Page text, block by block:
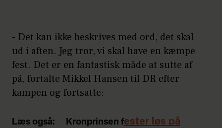
- Det kan ikke beskrives med ord, det skal
ud i aften. Jeg tror, vi skal have en kæmpe
fest. Det er en fantastisk måde at sutte af
på, fortalte Mikkel Hansen til DR efter
kampen og fortsatte:
Læs også: Kronprinsen fester løs på